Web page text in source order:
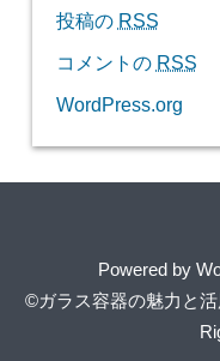
投稿の RSS
コメントの RSS
WordPress.org
Powered by
©ガラス容器の魅力と